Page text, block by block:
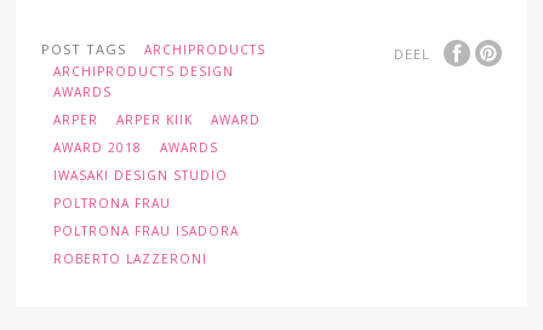
DEEL
POST TAGS
ARCHIPRODUCTS
ARCHIPRODUCTS DESIGN
AWARDS
ARPER
ARPER KIIK
AWARD
AWARD 2018
AWARDS
IWASAKI DESIGN STUDIO
POLTRONA FRAU
POLTRONA FRAU ISADORA
ROBERTO LAZZERONI